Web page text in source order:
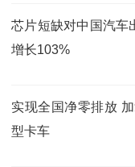
芯片短缺对中国汽车
增长103%
实现全国净零排放
型卡车